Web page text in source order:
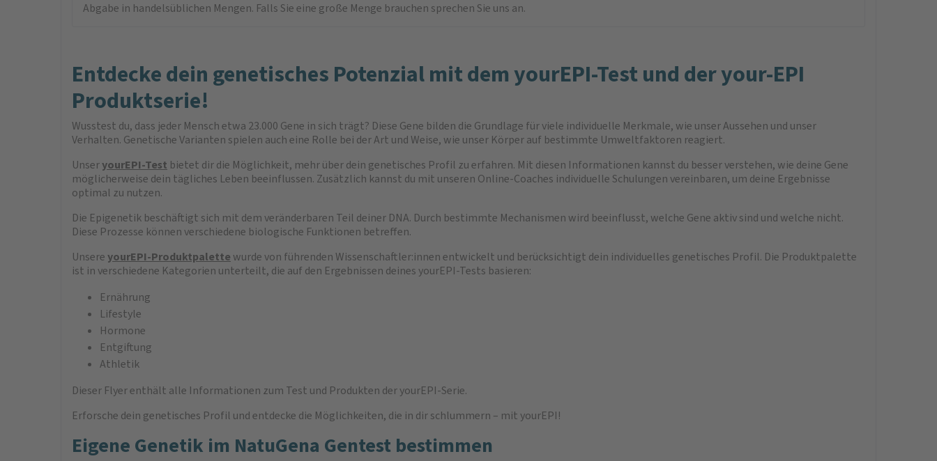
Abgabe in handelsüblichen Mengen. Falls Sie eine große Menge brauchen sprechen Sie uns an.
Entdecke dein genetisches Potenzial mit dem yourEPI-Test und der your-EPI
Produktserie!
Wusstest du, dass jeder Mensch etwa 23.000 Gene in sich trägt? Diese Gene bilden die Grundlage für viele individuelle Merkmale, wie unser Aussehen und unser
Verhalten. Genetische Varianten spielen auch eine Rolle bei der Art und Weise, wie unser Körper auf bestimmte Umweltfaktoren reagiert.
UnseryourEPI-Test bietet dir die Möglichkeit, mehr über dein genetisches Profil zu erfahren. Mit diesen Informationen kannst du besser verstehen, wie deine Gene
möglicherweise dein tägliches Leben beeinflussen. Zusätzlich kannst du mit unseren Online-Coaches individuelle Schulungen vereinbaren, um deine Ergebnisse
optimal zu nutzen.
Die Epigenetik beschäftigt sich mit dem veränderbaren Teil deiner DNA. Durch bestimmte Mechanismen wird beeinflusst, welche Gene aktiv sind und welche nicht.
Diese Prozesse können verschiedene biologische Funktionen betreffen.
UnsereyourEPI-Produktpalette wurde von führenden Wissenschaftler:innen entwickelt und berücksichtigt dein individuelles genetisches Profil. Die Produktpalette
ist in verschiedene Kategorien unterteilt, die auf den Ergebnissen deines yourEPI-Tests basieren:
Ernährung
Lifestyle
Hormone
Entgiftung
Athletik
Dieser Flyer enthält alle Informationen zum Test und Produkten der yourEPI-Serie.
Erforsche dein genetisches Profil und entdecke die Möglichkeiten, die in dir schlummern – mit yourEPI!
Eigene Genetik im NatuGena Gentest bestimmen